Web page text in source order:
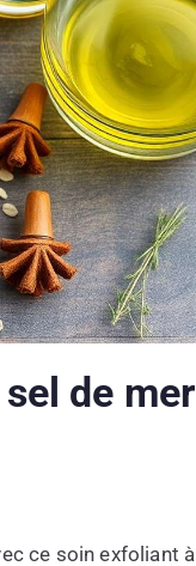
de mer
ce soin exfoliant à